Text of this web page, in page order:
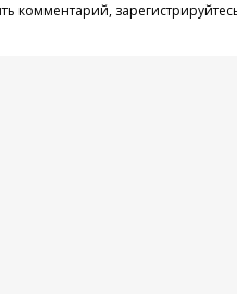
комментарий,